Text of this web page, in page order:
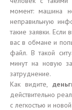
момент: машина
неправильную
такие заявки. Если
вас в обмане и
файл. В такой
минут на новую
затруднение.
Как видите,
действительно
с легкостью и